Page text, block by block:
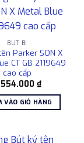
BÚT BI
Parker SON X
CT GB 2119649
cao cấp
₫
VÀO GIỎ HÀNG